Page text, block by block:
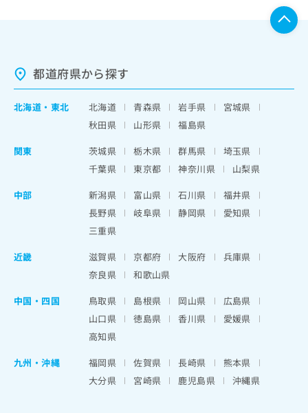
都道府県から探す
北海道 ・ 東北 北海道 青森県 岩手県
宮城県
秋田県
山形県
福島県
関東
茨城県 栃木県 群馬県
埼玉県
千葉県
東京都 神奈川県
山梨県
中部
新潟県 富山県 石川県
福井県
長野県
岐阜県 静岡県
愛知県
三重県
近畿
滋賀県 京都府 大阪府
兵庫県
奈良県
和歌山県
中国・四国
鳥取県 島根県 岡山県
広島県
山口県
徳島県 香川県
愛媛県
高知県
九州・沖縄
福岡県 佐賀県 長崎県
熊本県
大分県
宮崎県 鹿児島県 沖縄県